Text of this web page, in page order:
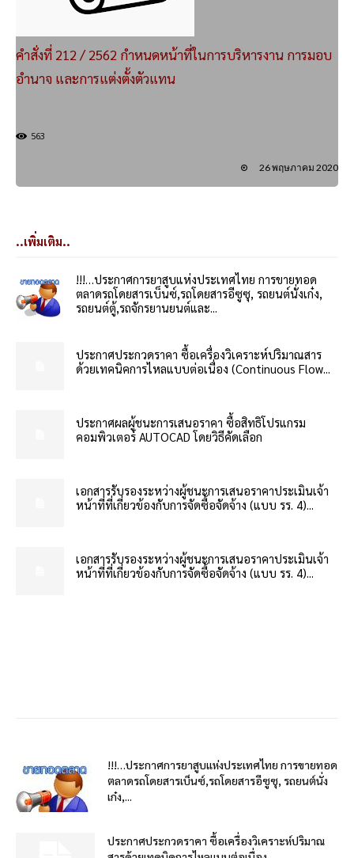
คำสั่งที่ 212 / 2562 กำหนดหน้าที่ในการบริหารงาน การมอบ
อำนาจ และการแต่งตั้งตัวแทน
563
26 พฤษภาคม 2020
..เพิ่มเติม..
!!!…ประกาศการยาสูบแห่งประเทศไทย การขายทอด
ตลาดรถโดยสารเบ็นซ์,รถโดยสารอีซูซุ, รถยนต์นั่งเก๋ง,
รถยนต์ตู้,รถจักรยานยนต์และ...
ประกาศประกวดราคา ซื้อเครื่องวิเคราะห์ปริมาณสาร
ด้วยเทคนิคการไหลแบบต่อเนื่อง (Continuous Flow...
ประกาศผลผู้ชนะการเสนอราคา ซื้อสิทธิโปรแกรม
คอมพิวเตอร์ AUTOCAD โดยวิธีคัดเลือก
เอกสารรับรองระหว่างผู้ชนะการเสนอราคาประเมินเจ้า
หน้าที่ที่เกี่ยวข้องกับการจัดซื้อจัดจ้าง (แบบ รร. 4)...
เอกสารรับรองระหว่างผู้ชนะการเสนอราคาประเมินเจ้า
หน้าที่ที่เกี่ยวข้องกับการจัดซื้อจัดจ้าง (แบบ รร. 4)...
!!!…ประกาศการยาสูบแห่งประเทศไทย การขายทอด
ตลาดรถโดยสารเบ็นซ์,รถโดยสารอีซูซุ, รถยนต์นั่ง
เก๋ง,...
ประกาศประกวดราคา ซื้อเครื่องวิเคราะห์ปริมาณ